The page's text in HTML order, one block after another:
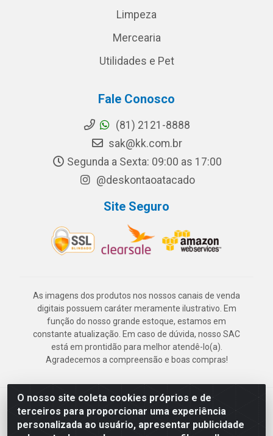
O nosso site coleta cookies próprios e de
terceiros para proporcionar uma experiência
personalizada ao usuário, apresentar publicidade
Limpeza
Mercearia
Utilidades e Pet
Fale Conosco
(81) 2121-8888
sak@kk.com.br
Segunda a Sexta: 09:00 as 17:00
@deskontaoatacado
Site Seguro
As imagens dos produtos nos nossos canais de venda
digitais possuem caráter meramente ilustrativo. Em
função do nosso grande estoque, estamos em
constante atualização. Em caso de dúvida, nosso SAC
está em prontidão para melhor atendê-lo(a).
Agradecemos a compreensão e boas compras!
Deskontão Atacado - Av. Marechal Mascarenhas de Morais, 2471 -
Imbiribeira - Recife/PE - CEP 51.150-001 - CNPJ 24.150.377/0003-
57